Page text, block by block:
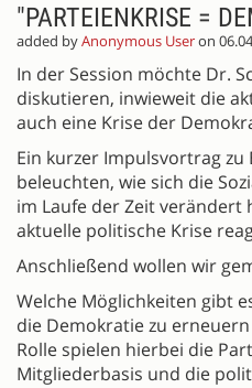
"PARTEIENKRISE =
added byAnonymous Useron
In der Session möchte Dr.
diskutieren, inwieweit die
auch eine Krise der
Ein kurzer Impulsvortrag zu
beleuchten, wie sich die
im Laufe der Zeit verändert
aktuelle politische Krise
Anschließend wollen wir
Welche Möglichkeiten gibt
die Demokratie zu
Rolle spielen hierbei die
Mitgliederbasis und die